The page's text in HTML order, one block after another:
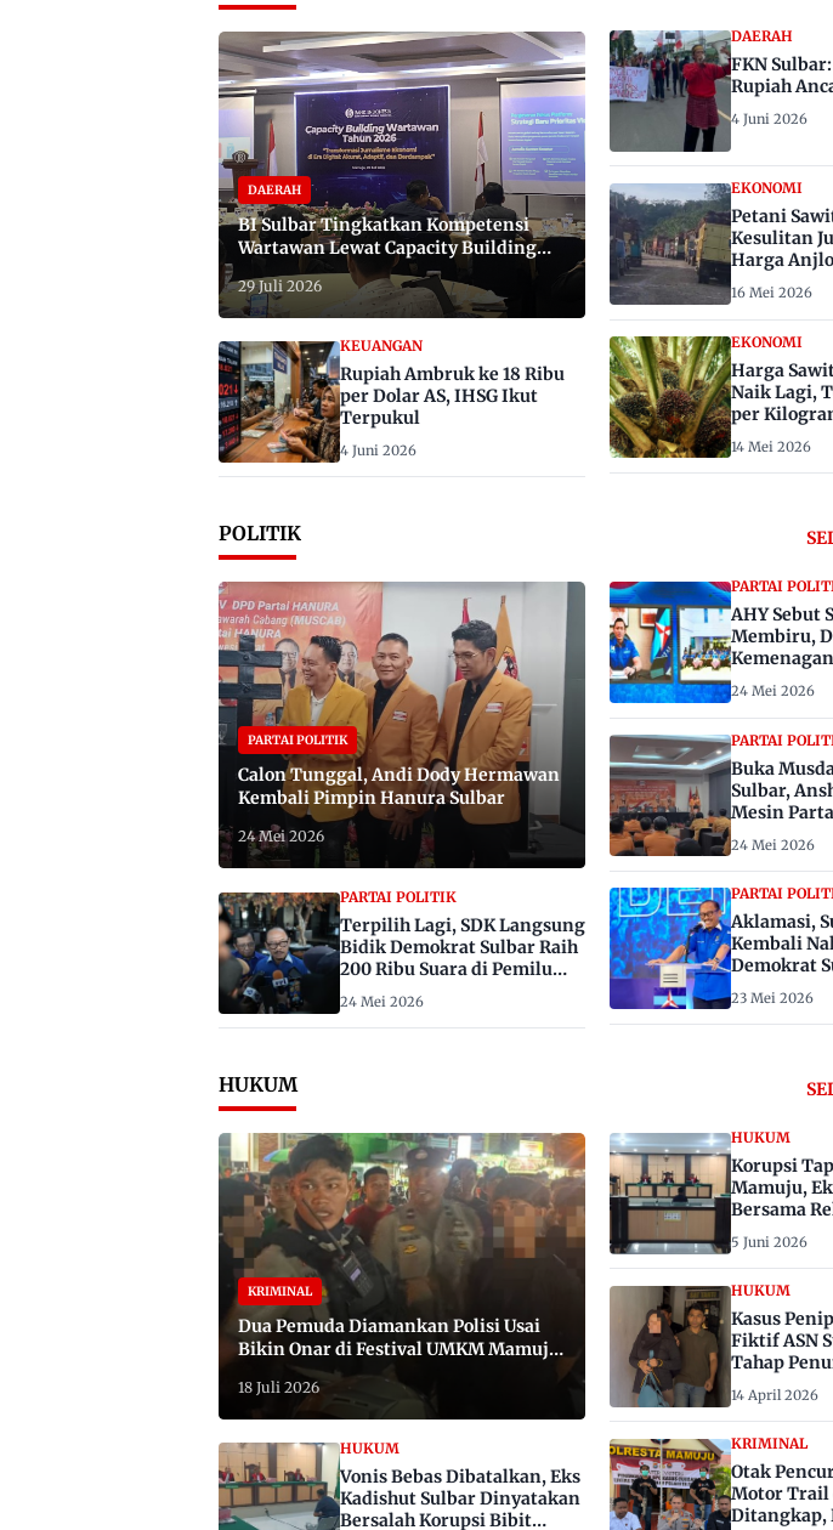
DAERAH
BI Sulbar Tingkatkan Kompetensi
Wartawan Lewat Capacity Building
29 Juli 2026
KEUANGAN
Rupiah Ambruk ke 18 Ribu
per Dolar AS, IHSG Ikut
Terpukul
4 Juni 2026
DAERAH
FKN
Rupiah
4 Juni 2026
EKONOMI
Petani
Kesulitan
Harga
Berhari-hari
16 Mei 2026
EKONOMI
Harga
Naik Lagi,
per
14 Mei 2026
POLITIK
PARTAI POLITIK
Calon Tunggal, Andi Dody Hermawan
Kembali Pimpin Hanura Sulbar
24 Mei 2026
PARTAI POLITIK
Terpilih Lagi, SDK Langsung
Bidik Demokrat Sulbar Raih
200 Ribu Suara di Pemilu
2029
24 Mei 2026
PARTAI
AHY Sebut
Membiru,
24 Mei 2026
PARTAI
Buka
Sulbar,
Mesin
24 Mei 2026
PARTAI
Aklamasi,
Kembali
Demokrat
23 Mei 2026
HUKUM
KRIMINAL
Dua Pemuda Diamankan Polisi Usai
Bikin Onar di Festival UMKM Mamuju,
Satu Bawa Badik
18 Juli 2026
HUKUM
Vonis Bebas Dibatalkan, Eks
Kadishut Sulbar Dinyatakan
Bersalah Korupsi Bibit
HUKUM
Korupsi
Mamuju,
Bersama
dan 8
5 Juni 2026
HUKUM
Kasus
Fiktif ASN
Tahap
14 April 2026
KRIMINAL
Otak
Motor Trail
Ditangkap,